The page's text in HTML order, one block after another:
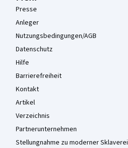
Presse
Anleger
Nutzungsbedingungen/AGB
Datenschutz
Hilfe
Barrierefreiheit
Kontakt
Artikel
Verzeichnis
Partnerunternehmen
Stellungnahme zu moderner Sklaverei